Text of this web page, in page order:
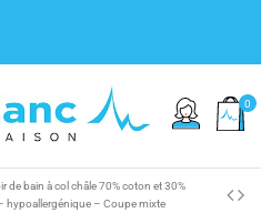
0
de bain à col châle 70% coton et 30%
hypoallergénique – Coupe mixte